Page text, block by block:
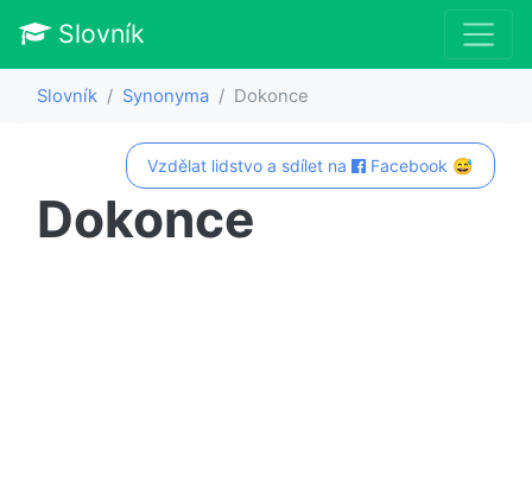
Slovník
Slovník Synonyma Dokonce
Vzdělat lidstvo a sdílet na Facebook 😅
Dokonce